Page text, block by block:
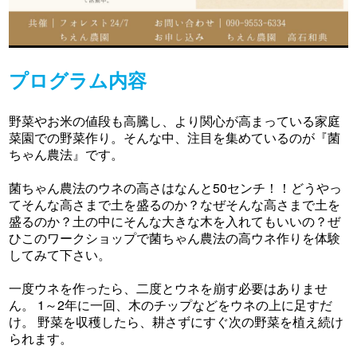
プログラム内容
野菜やお米の値段も高騰し、より関心が高まっている家庭
菜園での野菜作り。そんな中、注目を集めているのが『菌
ちゃん農法』です。
菌ちゃん農法のウネの高さはなんと50センチ！！どうやっ
てそんな高さまで土を盛るのか？なぜそんな高さまで土を
盛るのか？土の中にそんな大きな木を入れてもいいの？ぜ
ひこのワークショップで菌ちゃん農法の高ウネ作りを体験
してみて下さい。
一度ウネを作ったら、二度とウネを崩す必要はありませ
ん。 1～2年に一回、木のチップなどをウネの上に足すだ
け。 野菜を収穫したら、耕さずにすぐ次の野菜を植え続け
られます。